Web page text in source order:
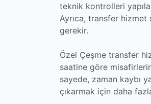
teknik kontrolleri
Ayrıca, transfer hizmet
gerekir.
Özel Çeşme transfer
saatine göre
sayede, zaman kaybı
çıkarmak için daha